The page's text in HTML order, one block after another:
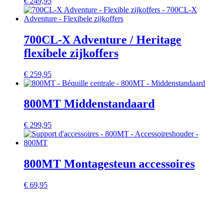
700CL-X Adventure / Heritage
flexibele zijkoffers
€ 259,95
800MT Middenstandaard
€ 299,95
800MT Montagesteun accessoires
€ 69,95